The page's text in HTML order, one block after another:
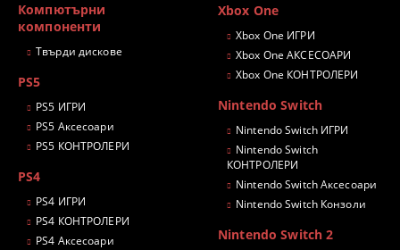
Компютърни
компоненти
Твърди дискове
PS5
PS5 ИГРИ
PS5 Аксесоари
PS5 КОНТРОЛЕРИ
PS4
PS4 ИГРИ
PS4 КОНТРОЛЕРИ
PS4 Аксесоари
Xbox One
Xbox One ИГРИ
Xbox One АКСЕСОАРИ
Xbox One КОНТРОЛЕРИ
Nintendo Switch
Nintendo Switch ИГРИ
Nintendo Switch
КОНТРОЛЕРИ
Nintendo Switch Аксесоари
Nintendo Switch Конзоли
Nintendo Switch 2